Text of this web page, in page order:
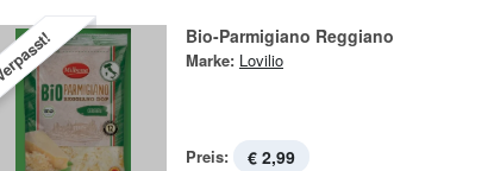
Bio-Parmigiano Reggiano
Marke: Lovilio
Preis: € 2,99